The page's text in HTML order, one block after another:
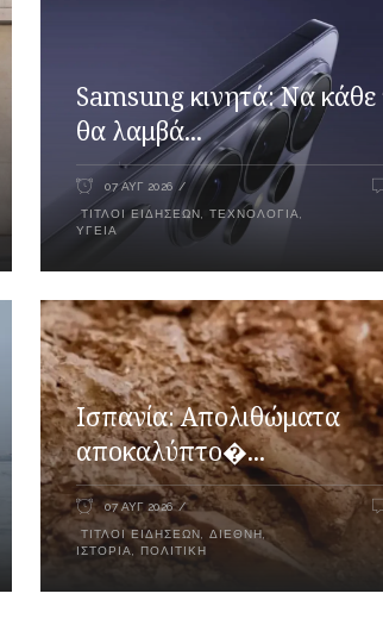
Samsung κινητά: Να κάθε
θα λαμβά...
07 ΑΥΓ 2026
ΤΊΤΛΟΙ ΕΙΔΉΣΕΩΝ ΤΕΧΝΟΛΟΓΊΑ
ΥΓΕΊΑ
Ισπανία: Απολιθώματα
αποκαλύπτο�...
07 ΑΥΓ 2026
ΤΊΤΛΟΙ ΕΙΔΉΣΕΩΝ ΔΙΕΘΝΉ,
ΙΣΤΟΡΊΑ
ΠΟΛΙΤΙΚΉ